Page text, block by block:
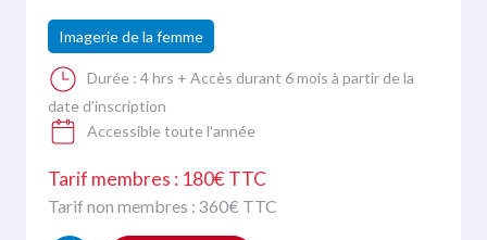
Imagerie de la femme
Durée : 4 hrs + Accès durant 6 mois à partir de la
date d’inscription
Accessible toute l'année
Tarif membres : 180€ TTC
Tarif non membres : 360€ TTC